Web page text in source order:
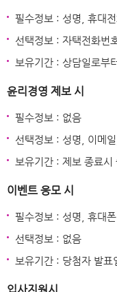
필수정보 : 성명, 휴대
선택정보 : 자택전화번
보유기간 : 상담일로부
윤리경영 제보 시
필수정보 : 없음
선택정보 : 성명, 이메
보유기간 : 제보 종료시
이벤트 응모 시
필수정보 : 성명, 휴대
선택정보 : 없음
보유기간 : 당첨자 발표